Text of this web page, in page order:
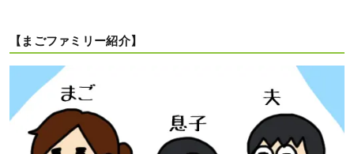
【まごファミリー紹介】